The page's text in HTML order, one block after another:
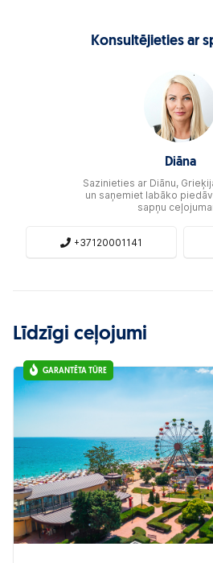
Konsultējieties ar
Diāna
Sazinieties ar Diānu,
un saņemiet labāko
sapņu
+37120001141
Līdzīgi ceļojumi
GARANTĒTA TŪRE